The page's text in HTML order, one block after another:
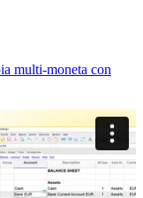
multi-moneta con